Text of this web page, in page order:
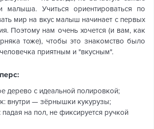
малыша. Учиться ориентироваться по
мир на вкус малыш начинает с первых
Поэтому нам очень хочется (и вам, как
тоже), чтобы это знакомство было
приятным и "вкусным".
дерево с идеальной полировкой;
внутри — зёрнышки кукурузы;
на пол, не фиксируется ручкой